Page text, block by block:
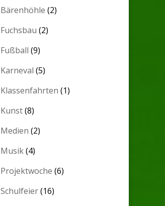
Bärenhöhle (2)
Fuchsbau (2)
Fußball (9)
Karneval (5)
Klassenfahrten (1)
Kunst(8)
Medien (2)
Musik(4)
Projektwoche (6)
Schulfeier(16)